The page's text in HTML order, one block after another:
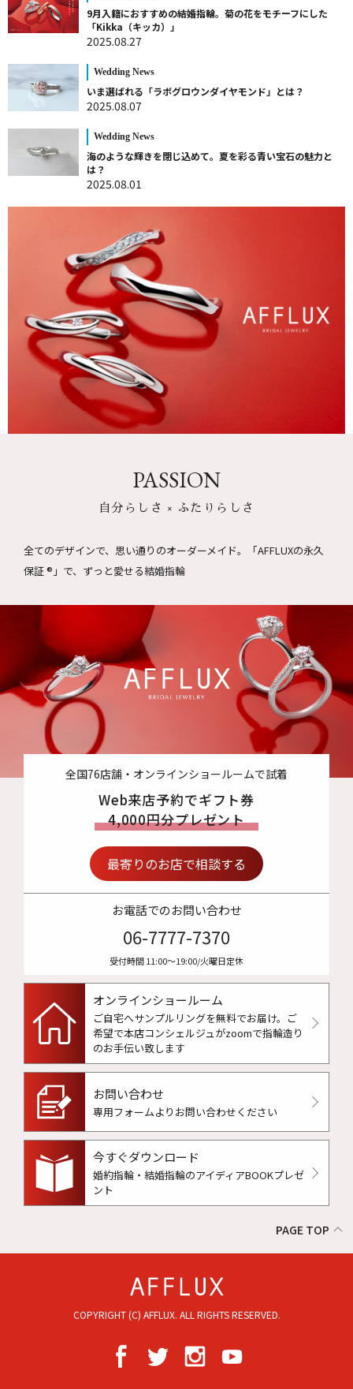
9月入籍におすすめの結婚指輪。菊の花をモチーフにした
「Kikka（キッカ）」
2025.08.27
Wedding News
いま選ばれる「ラボグロウンダイヤモンド」とは？
2025.08.07
Wedding News
海のような輝きを閉じ込めて。夏を彩る青い宝石の魅力と
は？
2025.08.01
PASSION
自分らしさ × ふたりらしさ
全てのデザインで、思い通りのオーダーメイド。
「AFFLUXの永久
保証 ®」で、ずっと愛せる結婚指輪
全国76店舗・オンラインショールームで試着
Web来店予約でギフト券
4,000円分プレゼント
最寄りのお店で相談する
お電話でのお問い合わせ
06-7777-7370
受付時間 11:00〜19:00/火曜日定休
オンラインショールーム
ご自宅へサンプルリングを無料でお届け。 ご
希望で本店コンシェルジュがzoomで指輪造り
のお手伝い致します
お問い合わせ
専用フォームよりお問い合わせください
今すぐダウンロード
婚約指輪・結婚指輪のアイディアBOOKプレゼ
ント
PAGE TOP
COPYRIGHT (C) AFFLUX. ALL RIGHTS RESERVED.